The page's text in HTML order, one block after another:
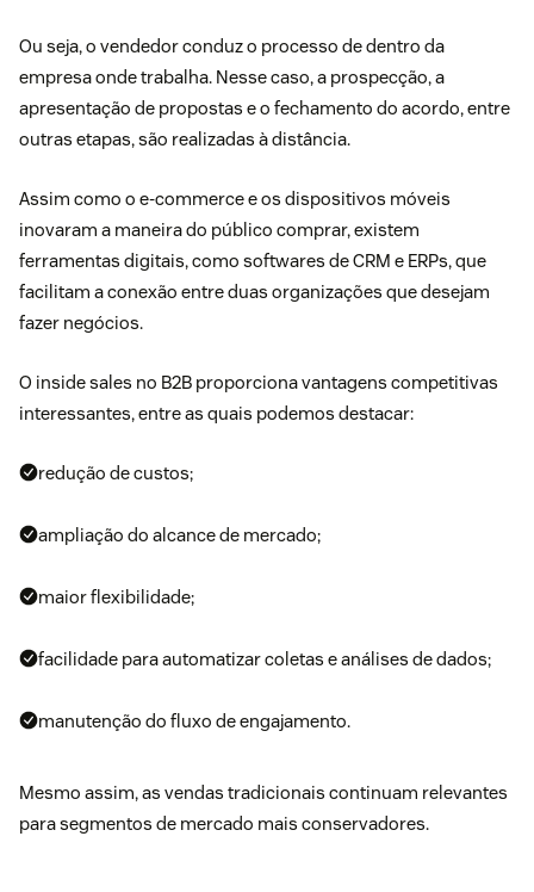
Ou seja, o vendedor conduz o processo de dentro da
empresa onde trabalha. Nesse caso, a prospecção, a
apresentação de propostas e o fechamento do acordo, entre
outras etapas, são realizadas à distância.
Assim como o e-commerce e os dispositivos móveis
inovaram a maneira do público comprar, existem
ferramentas digitais, como softwares de CRM e ERPs, que
facilitam a conexão entre duas organizações que desejam
fazer negócios.
O inside sales no B2B proporciona vantagens competitivas
interessantes, entre as quais podemos destacar:
redução de custos;
ampliação do alcance de mercado;
maior flexibilidade;
facilidade para automatizar coletas e análises de dados;
manutenção do fluxo de engajamento.
Mesmo assim, as vendas tradicionais continuam relevantes
para segmentos de mercado mais conservadores.